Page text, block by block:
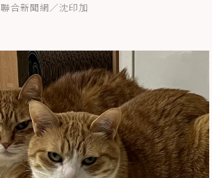
聯合新聞網／沈印加